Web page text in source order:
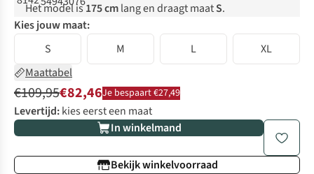
Het model is175 cmlang en draagt maatS.
Kies jouw maat:
S
M L
XL
Maattabel
€109,95€82,46Je bespaart €27,49
Levertijd:kies eerst een maat
In winkelmand
Bekijk winkelvoorraad